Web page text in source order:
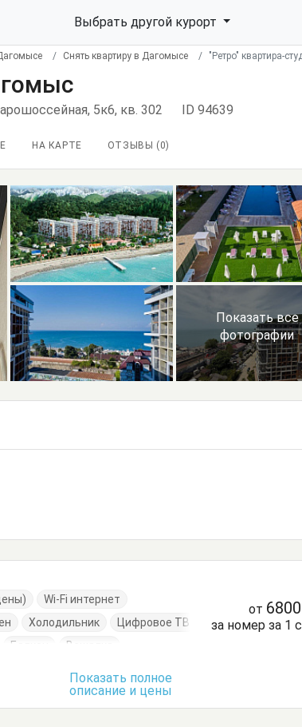
Выбрать другой курорт
Снять квартиру в Дагомысе "Ретро" квартира-
5к6, кв. 302 ID 94639
НА КАРТЕ ОТЗЫВЫ ( 0)
Показать все
фотографии
Wi-Fi интернет
Холодильник
Цифровое ТВ
Балкон
Вешалка
Шкаф
от 6800
за номер за 1
Показать полное
описание и цены